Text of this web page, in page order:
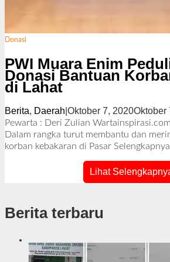
Donasi
PWI Muara Enim
Donasi Bantuan
di Lahat
Berita, Daerah Oktober 7, 2020Oktober
Pewarta : Deri Zulian
Dalam rangka turut membantu dan
korban kebakaran di Pasar
Lihat
Berita terbaru